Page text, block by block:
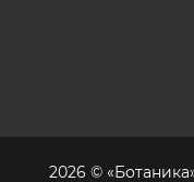
2026 ©